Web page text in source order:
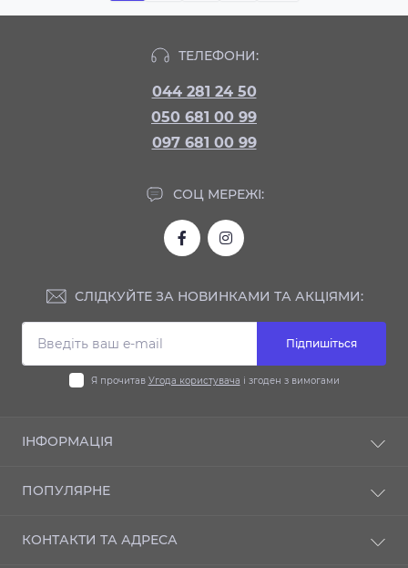
ТЕЛЕФОНИ:
044 281 24 50
050 681 00 99
097 681 00 99
СОЦ МЕРЕЖІ:
СЛІДКУЙТЕ ЗА НОВИНКАМИ ТА АКЦІЯМИ:
Підпишіться
Я прочитав Угода користувача і згоден з вимогами
ІНФОРМАЦІЯ
Гарантія
Шиномонтаж
ПОПУЛЯРНЕ
Автошини
КОНТАКТИ ТА АДРЕСА